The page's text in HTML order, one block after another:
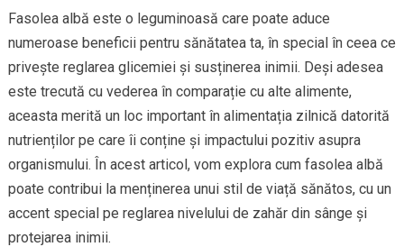
Fasolea albă este o leguminoasă care poate aduce
numeroase beneficii pentru sănătatea ta, în special în ceea ce
privește reglarea glicemiei și susținerea inimii. Deși adesea
este trecută cu vederea în comparație cu alte alimente,
aceasta merită un loc important în alimentația zilnică datorită
nutrienților pe care îi conține și impactului pozitiv asupra
organismului. În acest articol, vom explora cum fasolea albă
poate contribui la menținerea unui stil de viață sănătos, cu un
accent special pe reglarea nivelului de zahăr din sânge și
protejarea inimii.